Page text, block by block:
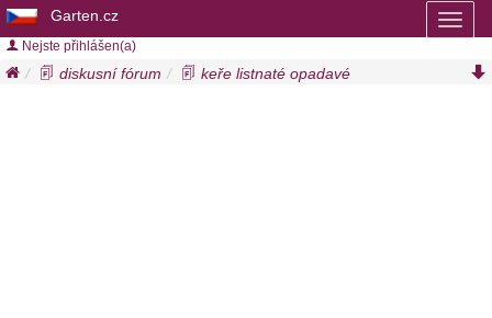
Garten.cz
Nejste přihlášen(a)
diskusní fórum
keře listnaté opadavé